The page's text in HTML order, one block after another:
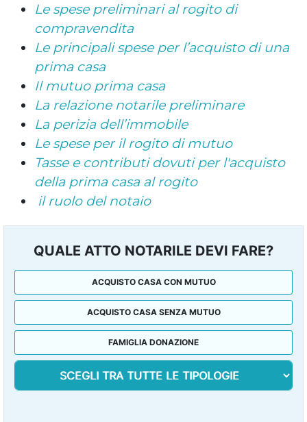
Le spese preliminari al rogito di
compravendita
Le principali spese per l’acquisto di una
prima casa
Il mutuo prima casa
La relazione notarile preliminare
La perizia dell’immobile
Le spese per il rogito di mutuo
Tasse e contributi dovuti per l'acquisto
della prima casa al rogito
il ruolo del notaio
QUALE ATTO NOTARILE DEVI FARE?
ACQUISTO CASA CON MUTUO
ACQUISTO CASA SENZA MUTUO
FAMIGLIA DONAZIONE